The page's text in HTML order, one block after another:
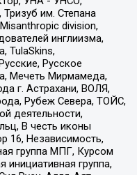
им. Степана
division,
инглиизма,
TulaSkins,
Русское
Мечеть Мирмамеда,
г. Астрахани, ВОЛЯ,
Рубеж Севера, ТОЙС,
деятельности,
В честь иконы
16, Независимость,
группа МПГ, Курсом
группа,